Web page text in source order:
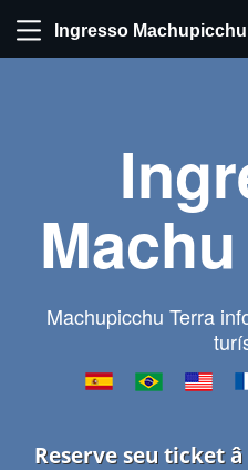
Ingresso Machupicchu
Machupicchu Terra
Reserve seu ticket